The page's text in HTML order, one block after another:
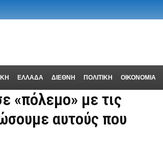
ΕΛΛΑΔΑ ΔΙΕΘΝΗ ΠΟΛΙΤΙΚΗ ΟΙΚΟΝΟΜΙΑ
«πόλεμο» με τις
αυτούς που